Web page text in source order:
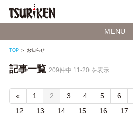
MENU
TOP お知らせ
記事一覧 209件中 11-20 を表示
« 1 2 3 4 5 6
12
13 14 15 16 17